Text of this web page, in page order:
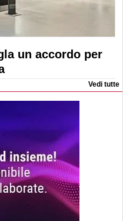
un accordo per
Vedi tutte